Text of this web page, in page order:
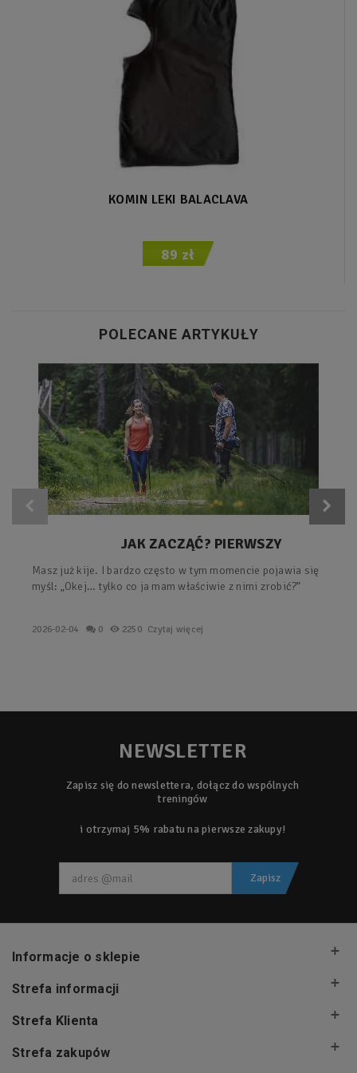
KOMIN LEKI BALACLAVA
89 zł
POLECANE ARTYKUŁY
JAK ZACZĄĆ? PIERWSZY
PLAN KROK PO KROKU.
Masz już kije. I bardzo często w tym momencie pojawia się
myśl: „Okej… tylko co ja mam właściwie z nimi zrobić?”
2026-02-04 0 2250 Czytaj więcej
NEWSLETTER
Zapisz się do newslettera, dołącz do wspólnych
treningów
i otrzymaj 5% rabatu na pierwsze zakupy!
Zapisz
Informacje o sklepie
Strefa informacji
Strefa Klienta
Strefa zakupów